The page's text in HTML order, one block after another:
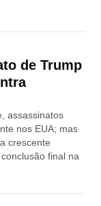
de Trump
assassinatos
nos EUA; mas
crescente
final na